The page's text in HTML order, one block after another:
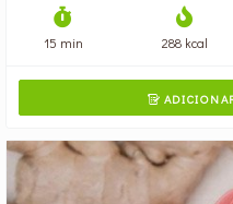
15 min 288 kcal
